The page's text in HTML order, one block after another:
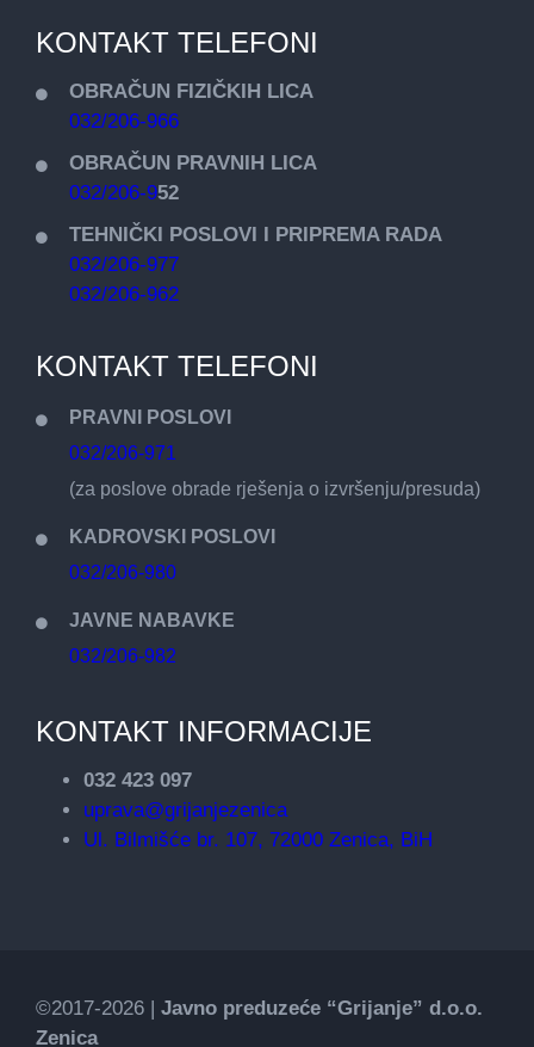
KONTAKT TELEFONI
OBRAČUN FIZIČKIH LICA
032/206-966
OBRAČUN PRAVNIH LICA
032/206-952
TEHNIČKI POSLOVI I PRIPREMA RADA
032/206-977
032/206-962
KONTAKT TELEFONI
PRAVNI POSLOVI
032/206-971
(za poslove obrade rješenja o izvršenju/presuda)
KADROVSKI POSLOVI
032/206-980
JAVNE NABAVKE
032/206-982
KONTAKT INFORMACIJE
032 423 097
uprava@grijanjezenica
Ul. Bilmišće br. 107, 72000 Zenica, BiH
©2017-2026 | Javno preduzeće “Grijanje” d.o.o.
Zenica